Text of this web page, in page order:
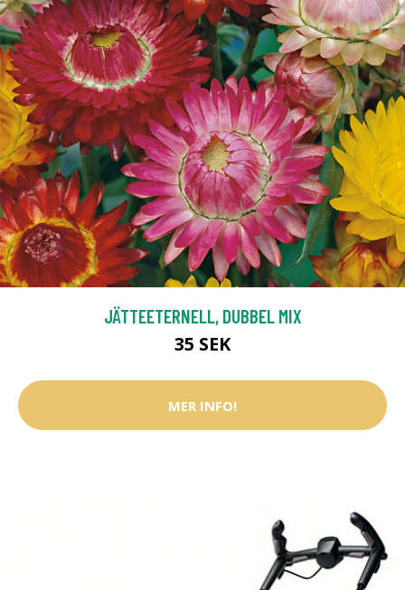
JÄTTEETERNELL, DUBBEL MIX
35 SEK
MER INFO!